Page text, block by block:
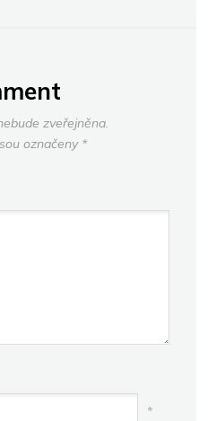
zveřejněna.
označeny *
*